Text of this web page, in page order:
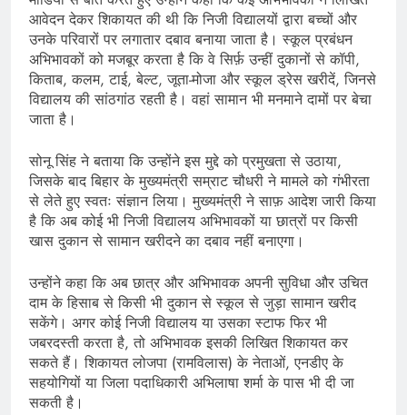
आवेदन देकर शिकायत की थी कि निजी विद्यालयों द्वारा बच्चों और
उनके परिवारों पर लगातार दबाव बनाया जाता है। स्कूल प्रबंधन
अभिभावकों को मजबूर करता है कि वे सिर्फ़ उन्हीं दुकानों से कॉपी,
किताब, कलम, टाई, बेल्ट, जूता-मोजा और स्कूल ड्रेस खरीदें, जिनसे
विद्यालय की सांठगांठ रहती है। वहां सामान भी मनमाने दामों पर बेचा
जाता है।
सोनू सिंह ने बताया कि उन्होंने इस मुद्दे को प्रमुखता से उठाया,
जिसके बाद बिहार के मुख्यमंत्री सम्राट चौधरी ने मामले को गंभीरता
से लेते हुए स्वतः संज्ञान लिया। मुख्यमंत्री ने साफ़ आदेश जारी किया
है कि अब कोई भी निजी विद्यालय अभिभावकों या छात्रों पर किसी
खास दुकान से सामान खरीदने का दबाव नहीं बनाएगा।
उन्होंने कहा कि अब छात्र और अभिभावक अपनी सुविधा और उचित
दाम के हिसाब से किसी भी दुकान से स्कूल से जुड़ा सामान खरीद
सकेंगे। अगर कोई निजी विद्यालय या उसका स्टाफ फिर भी
जबरदस्ती करता है, तो अभिभावक इसकी लिखित शिकायत कर
सकते हैं। शिकायत लोजपा (रामविलास) के नेताओं, एनडीए के
सहयोगियों या जिला पदाधिकारी अभिलाषा शर्मा के पास भी दी जा
सकती है।